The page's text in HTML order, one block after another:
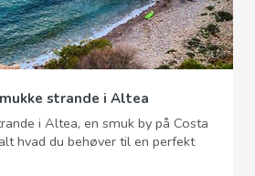
strande i Altea
i Altea, en smuk by på Costa
hvad du behøver til en perfekt